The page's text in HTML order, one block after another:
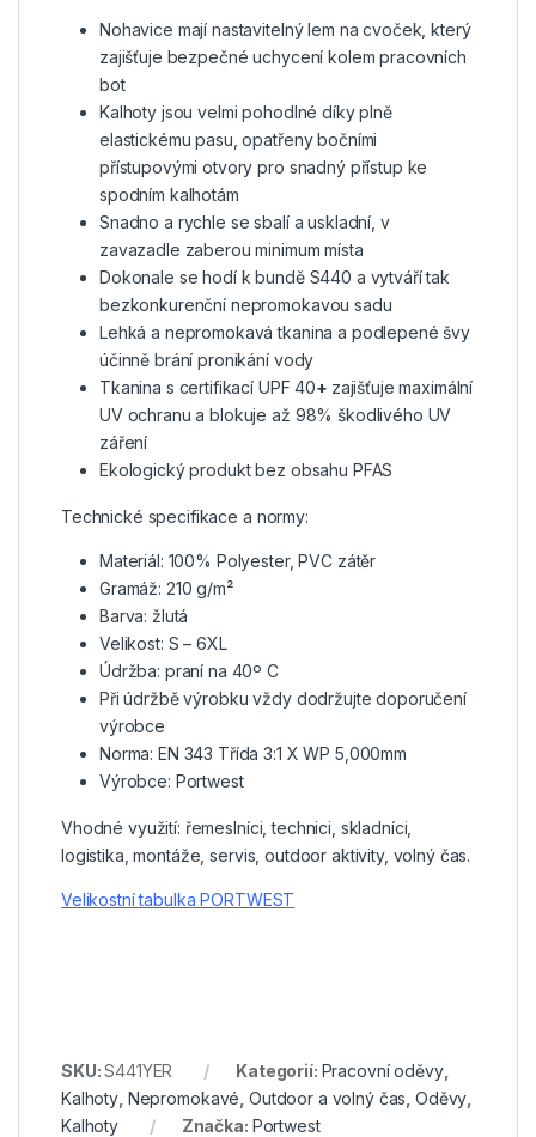
Nohavice mají nastavitelný lem na cvoček, který
zajišťuje bezpečné uchycení kolem pracovních
bot
Kalhoty jsou velmi pohodlné díky plně
elastickému pasu, opatřeny bočními
přístupovými otvory pro snadný přístup ke
spodním kalhotám
Snadno a rychle se sbalí a uskladní, v
zavazadle zaberou minimum místa
Dokonale se hodí k bundě S440 a vytváří tak
bezkonkurenční nepromokavou sadu
Lehká a nepromokavá tkanina a podlepené švy
účinně brání pronikání vody
Tkanina s certifikací UPF 40+ zajišťuje maximální
UV ochranu a blokuje až 98% škodlivého UV
záření
Ekologický produkt bez obsahu PFAS
Technické specifikace a normy:
Materiál: 100% Polyester, PVC zátěr
Gramáž: 210 g/m²
Barva: žlutá
Velikost: S – 6XL
Údržba: praní na 40º C
Při údržbě výrobku vždy dodržujte doporučení
výrobce
Norma: EN 343 Třída 3:1 X WP 5,000mm
Výrobce: Portwest
Vhodné využití: řemeslníci, technici, skladníci,
logistika, montáže, servis, outdoor aktivity, volný čas.
Velikostní tabulka PORTWEST
SKU:S441YER Kategorií: Pracovní oděvy,
Kalhoty Nepromokavé Outdoor a volný čas ,Oděvy
Kalhoty
Značka: Portwest